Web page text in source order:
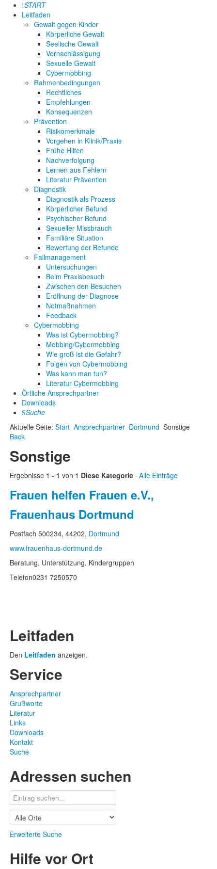
START
Leitfaden
Gewalt gegen Kinder
Körperliche Gewalt
Seelische Gewalt
Vernachlässigung
Sexuelle Gewalt
Cybermobbing
Rahmenbedingungen
Rechtliches
Empfehlungen
Konsequenzen
Prävention
Risikomerkmale
Vorgehen in Klinik/Praxis
Frühe Hilfen
Nachverfolgung
Lernen aus Fehlern
Literatur Prävention
Diagnostik
Diagnostik als Prozess
Körperlicher Befund
Psychischer Befund
Sexueller Missbrauch
Familiäre Situation
Bewertung der Befunde
Fallmanagement
Untersuchungen
Beim Praxisbesuch
Zwischen den Besuchen
Eröffnung der Diagnose
Notmaßnahmen
Feedback
Cybermobbing
Was ist Cybermobbing?
Mobbing/Cybermobbing
Wie groß ist die Gefahr?
Folgen von Cybermobbing
Was kann man tun?
Literatur Cybermobbing
Örtliche Ansprechpartner
Downloads
Suche
Aktuelle Seite: Start Ansprechpartner Dortmund Sonstige
Back
Sonstige
Ergebnisse 1 - 1 von 1 Diese Kategorie · Alle Einträge
Frauen helfen Frauen e.V.,
Frauenhaus Dortmund
Postfach 500234, 44202, Dortmund
www.frauenhaus-dortmund.de
Beratung, Unterstützung, Kindergruppen
Telefon0231 7250570
Leitfaden
Den Leitfaden anzeigen.
Service
Ansprechpartner
Grußworte
Literatur
Links
Downloads
Kontakt
Suche
Adressen suchen
Erweiterte Suche
Hilfe vor Ort